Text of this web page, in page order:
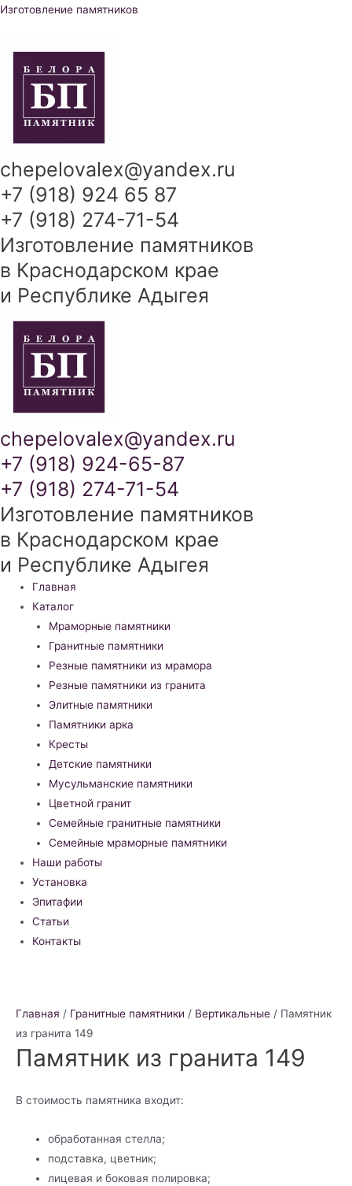
Перейти
Изготовление памятников
chepelovalex@yandex.ru
+7 (918) 924 65 87
+7 (918) 274-71-54
Изготовление памятников
в Краснодарском крае
и Республике Адыгея
chepelovalex@yandex.ru
+7 (918) 924-65-87
+7 (918) 274-71-54
Изготовление памятников
в Краснодарском крае
и Республике Адыгея
Меню
Главная
Каталог
Мраморные памятники
Гранитные памятники
Резные памятники из мрамора
Резные памятники из гранита
Элитные памятники
Памятники арка
Кресты
Детские памятники
Мусульманские памятники
Цветной гранит
Семейные гранитные памятники
Семейные мраморные памятники
Наши работы
Установка
Эпитафии
Статьи
Контакты
Главная / Гранитные памятники / Вертикальные / Памятник
из гранита 149
Памятник из гранита 149
В стоимость памятника входит:
обработанная стелла;
подставка, цветник;
лицевая и боковая полировка;